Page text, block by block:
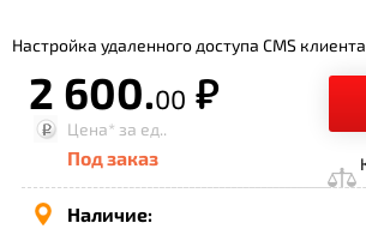
Настройка удаленного доступа CMS клиента
2 600.00 р.
Цена* за ед..
Под заказ
Наличие: